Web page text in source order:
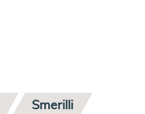
Smerilli